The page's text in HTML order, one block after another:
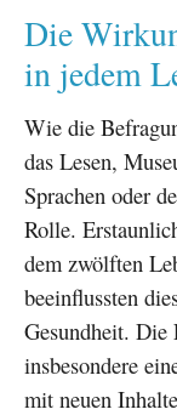
Die
in jedem
Wie die
das Lesen,
Sprachen oder
Rolle.
dem zwölften
beeinflussten
Gesundheit. Die
insbesondere
mit neuen